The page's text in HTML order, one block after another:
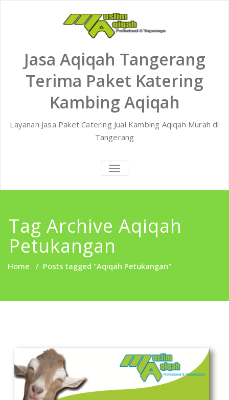
Jasa Aqiqah Tangerang
Terima Paket Katering
Kambing Aqiqah
Layanan Jasa Paket Catering Jual Kambing Aqiqah Murah di
Tangerang
TOGGLE
NAVIGATION
Tag Archive Aqiqah
Petukangan
Home / Posts tagged "Aqiqah Petukangan"